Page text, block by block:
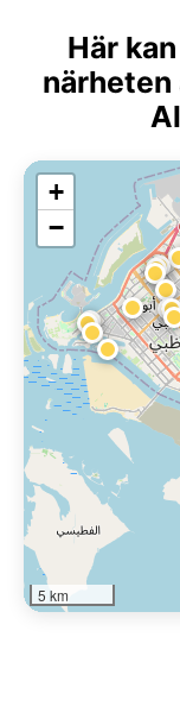
Här
närheten
+
−
5 km